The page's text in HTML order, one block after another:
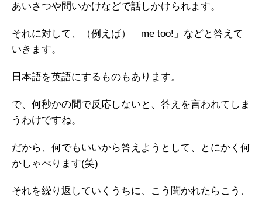
あいさつや問いかけなどで話しかけられます。
それに対して、（例えば）「me too!」などと答えて
いきます。
日本語を英語にするものもあります。
で、何秒かの間で反応しないと、答えを言われてしま
うわけですね。
だから、何でもいいから答えようとして、とにかく何
かしゃべります(笑)
それを繰り返していくうちに、こう聞かれたらこう、